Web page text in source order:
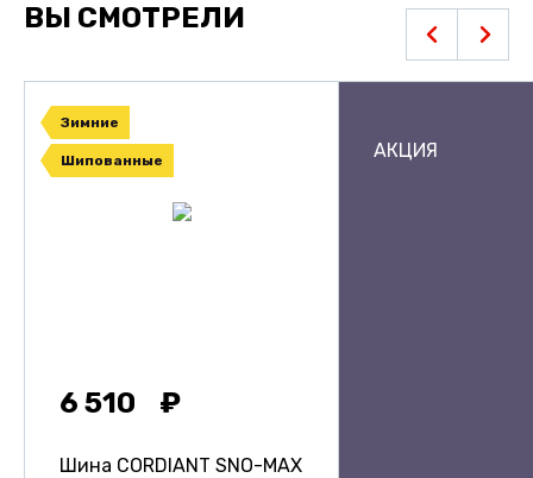
ВЫ СМОТРЕЛИ
Зимние
Шипованные
6 510
Шина CORDIANT SNO-MAX
АКЦИЯ